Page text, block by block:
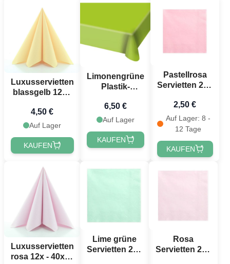
Luxusservietten
blassgelb 12x -
4,50 €
Auf Lager
KAUFEN
Limonengrüne
Plastik-
130x180 cm
6,50 €
Auf Lager
KAUFEN
Pastellrosa
Servietten 20x
2,50 €
Auf Lager: 8 -
12 Tage
KAUFEN
Luxusservietten
rosa 12x - 40x40
Lime grüne
Servietten 20x
Rosa
Servietten 20x